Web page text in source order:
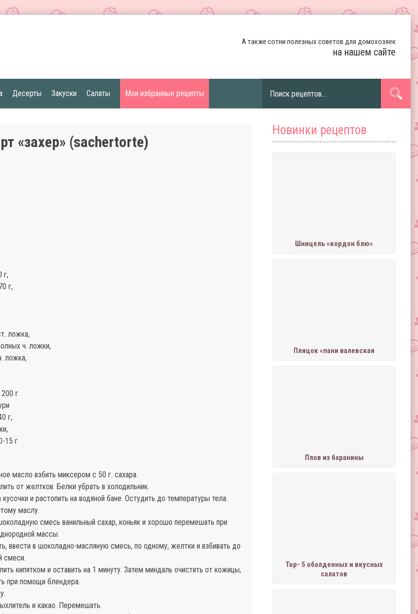
А также сотни полезных советов для домохозяек
на нашем сайте
Десерты Закуски Салаты Мои избранные рецепты
Новинки рецептов
Шницель «кордон блю»
Пляцок «пани валевская
Плов из баранины
Тор- 5 обалденных и вкусных
салатов
«захер» (sachertorte)
г,
г,
ложка,
ч. ложки,
ложка,
г
г,
15 г
масло взбить миксером с 50 г. сахара.
от желтков. Белки убрать в холодильник.
и растопить на водяной бане. Остудить до температуры тела.
маслу.
смесь ванильный сахар, коньяк и хорошо перемешать при
массы.
ввести в шоколадно-масляную смесь, по одному, желтки и взбивать до
смеси.
кипятком и оставить на 1 минуту. Затем миндаль очистить от кожицы,
при помощи блендера.
и какао. Перемешать.